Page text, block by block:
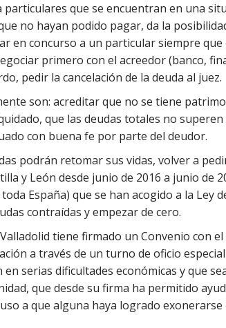
particulares que se encuentran en una
no hayan podido pagar, da la
en concurso a un particular siempre que
primero con el acreedor (banco,
pedir la cancelación de la deuda al juez.
son: acreditar que no se tiene
que las deudas totales no
con buena fe por parte del deudor.
podrán retomar sus vidas, volver a
y León desde junio de 2016 a junio de
España) que se han acogido a la Ley
contraídas y empezar de cero.
tiene firmado un Convenio con el
a través de un turno de oficio
serias dificultades económicas y que
que desde su firma ha permitido
a que alguna haya logrado exonerarse